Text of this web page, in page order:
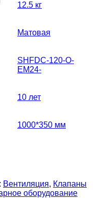
12.5 кг
Матовая
SHFDC-120-O-
EM24-
10 лет
1000*350 мм
Вентиляция, Клапаны
оборудование